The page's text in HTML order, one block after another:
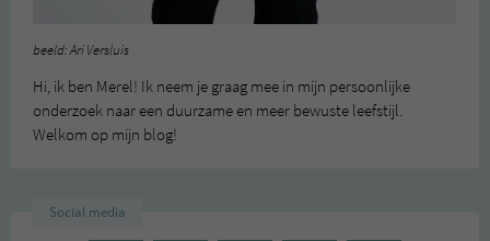
beeld: Ari Versluis
Hi, ik ben Merel! Ik neem je graag mee in mijn persoonlijke
onderzoek naar een duurzame en meer bewuste leefstijl.
Welkom op mijn blog!
Social media